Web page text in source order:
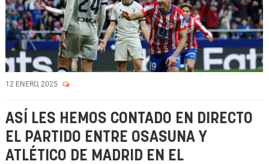
12 ENERO, 2025
ASÍ LES HEMOS CONTADO EN DIRECTO
EL PARTIDO ENTRE OSASUNA Y
ATLÉTICO DE MADRID EN EL